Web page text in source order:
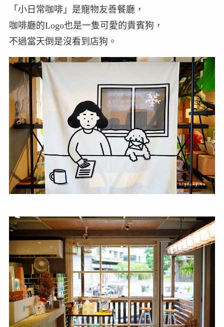
「小日常咖啡」是寵物友善餐廳，
咖啡廳的Logo也是一隻可愛的貴賓狗，
不過當天倒是沒看到店狗。